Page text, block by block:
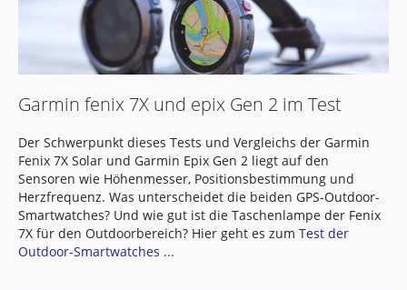
Garmin fenix 7X und epix Gen 2 im Test
Der Schwerpunkt dieses Tests und Vergleichs der Garmin
Fenix 7X Solar und Garmin Epix Gen 2 liegt auf den
Sensoren wie Höhenmesser, Positionsbestimmung und
Herzfrequenz. Was unterscheidet die beiden GPS-Outdoor-
Smartwatches? Und wie gut ist die Taschenlampe der Fenix
7X für den Outdoorbereich? Hier geht es zum Test der
Outdoor-Smartwatches ...